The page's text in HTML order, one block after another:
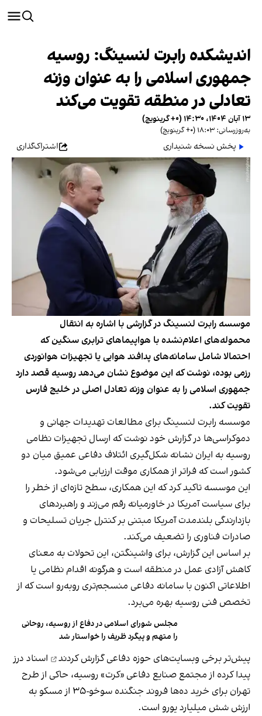
اندیشکده رابرت لنسینگ: روسیه
جمهوری اسلامی را به عنوان وزنه
تعادلی در منطقه تقویت می‌کند
۱۳ آبان ۱۴۰۴، ۱۴:۳۰ (‎+۰ گرینویچ)
به‌روزرسانی: ۱۸:۰۳ (‎+۰ گرینویچ)
پخش نسخه شنیداری اشتراک‌گذاری
موسسه رابرت لنسینگ در گزارشی با اشاره به انتقال
محموله‌های اعلام‌نشده با هواپیماهای ترابری سنگین که
احتمالا شامل سامانه‌های پدافند هوایی یا تجهیزات هوانوردی
رزمی بوده، نوشت که این موضوع نشان می‌دهد روسیه قصد دارد
جمهوری اسلامی را به عنوان وزنه تعادل اصلی در خلیج فارس
تقویت کند.
موسسه رابرت لنسینگ برای مطالعات تهدیدات جهانی و
دموکراسی‌ها در گزارش خود نوشت که ارسال تجهیزات نظامی
روسیه به ایران نشانه شکل‌گیری ائتلاف دفاعی عمیق میان دو
کشور است که فراتر از همکاری موقت ارزیابی می‌شود.
این موسسه تاکید کرد که این همکاری، سطح تازه‌ای از خطر را
برای سیاست آمریکا در خاورمیانه رقم می‌زند و راهبردهای
بازدارندگی بلندمدت آمریکا مبتنی بر کنترل جریان تسلیحات و
صادرات فناوری را تضعیف می‌کند.
بر اساس این گزارش، برای واشینگتن، این تحولات به معنای
کاهش آزادی عمل در منطقه است و هرگونه اقدام نظامی یا
اطلاعاتی اکنون با سامانه دفاعی منسجم‌تری روبه‌رو است که از
تخصص فنی روسیه بهره می‌برد.
مجلس شورای اسلامی در دفاع از روسیه، روحانی
را متهم و پیگرد ظریف را خواستار شد
پیش‌تربرخی وبسایت‌های حوزه دفاعیگزارش کردند
اسناد درز
پیدا کرده از مجتمع صنایع دفاعی «کرت» روسیه، حاکی از طرح
تهران برای خرید ده‌ها فروند جنگنده سوخو-۳۵ از مسکو به
ارزش شش میلیارد یورو است.